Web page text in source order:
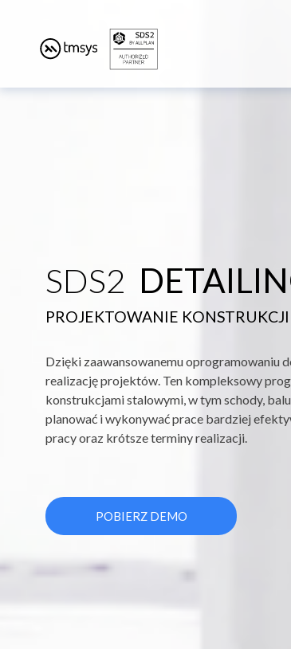
SDS2
PROJEKTOWANIE
Dzięki zaawansowanemu oprogramowaniu
realizację projektów. Ten kompleksowy
konstrukcjami stalowymi, w tym schody,
planować i wykonywać prace bardziej
pracy oraz krótsze terminy realizacji.
POBIERZ DEMO